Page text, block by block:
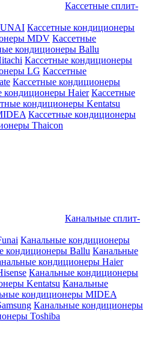
Кассетные сплит-
Кассетные кондиционеры
MDV Кассетные
кондиционеры Ballu
Кассетные кондиционеры
LG Кассетные
Кассетные кондиционеры
кондиционеры Haier Кассетные
кондиционеры Kentatsu
Кассетные кондиционеры
Thaicon
Канальные сплит-
Канальные кондиционеры
кондиционеры Ballu Канальные
кондиционеры Haier
Канальные кондиционеры
Kentatsu Канальные
кондиционеры MIDEA
Канальные кондиционеры
Toshiba